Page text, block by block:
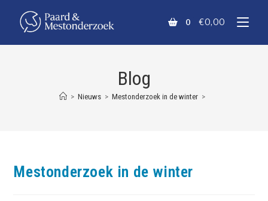
0 €0,00
Blog
> Nieuws > Mestonderzoek in de winter >
Mestonderzoek in de winter